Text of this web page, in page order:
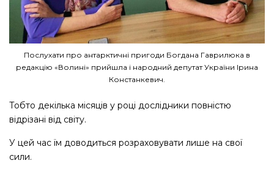
Послухати про антарктичні пригоди Богдана Гаврилюка в
редакцію «Волині» прийшла і народний депутат України Ірина
Констанкевич.
Тобто декілька місяців у році дослідники повністю
відрізані від світу.
У цей час їм доводиться розраховувати лише на свої
сили.